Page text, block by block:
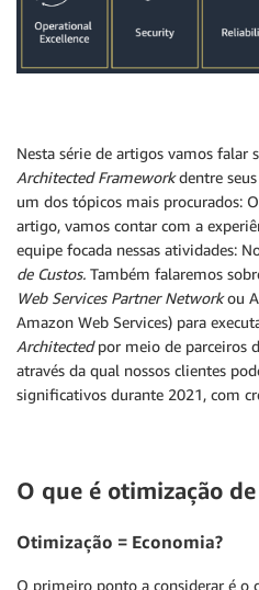
Nesta série de artigos vamos falar
Architected Frameworkdentre
um dos tópicos mais procurados:
artigo, vamos contar com a
equipe focada nessas atividades:
de Custos. Também falaremos
Web Services Partner Networkou
Amazon Web Services) para
Architectedpor meio de parceiros
através da qual nossos clientes
significativos durante 2021, com
O que é otimização de
Otimização = Economia?
O primeiro ponto a considerar é o